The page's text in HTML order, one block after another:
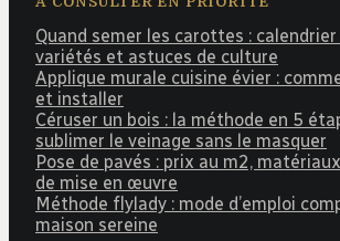
Quand semer les carottes :
variétés et astuces de culture
Applique murale cuisine évier :
et installer
Céruser un bois : la méthode en 5
sublimer le veinage sans le masquer
Pose de pavés : prix au m2,
de mise en œuvre
Méthode flylady : mode d’emploi
maison sereine